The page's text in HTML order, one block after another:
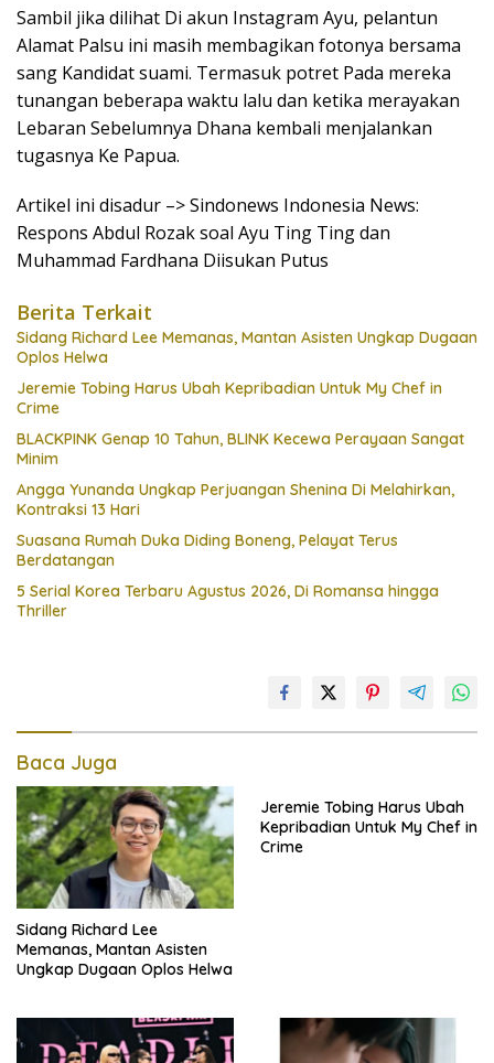
Sambil jika dilihat Di akun Instagram Ayu, pelantun
Alamat Palsu ini masih membagikan fotonya bersama
sang Kandidat suami. Termasuk potret Pada mereka
tunangan beberapa waktu lalu dan ketika merayakan
Lebaran Sebelumnya Dhana kembali menjalankan
tugasnya Ke Papua.
Artikel ini disadur –> Sindonews Indonesia News:
Respons Abdul Rozak soal Ayu Ting Ting dan
Muhammad Fardhana Diisukan Putus
Berita Terkait
Sidang Richard Lee Memanas, Mantan Asisten Ungkap Dugaan
Oplos Helwa
Jeremie Tobing Harus Ubah Kepribadian Untuk My Chef in
Crime
BLACKPINK Genap 10 Tahun, BLINK Kecewa Perayaan Sangat
Minim
Angga Yunanda Ungkap Perjuangan Shenina Di Melahirkan,
Kontraksi 13 Hari
Suasana Rumah Duka Diding Boneng, Pelayat Terus
Berdatangan
5 Serial Korea Terbaru Agustus 2026, Di Romansa hingga
Thriller
Baca Juga
Sidang Richard Lee
Memanas, Mantan Asisten
Ungkap Dugaan Oplos Helwa
Jeremie Tobing Harus Ubah
Kepribadian Untuk My Chef in
Crime